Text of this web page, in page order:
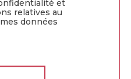
et
relatives au
données